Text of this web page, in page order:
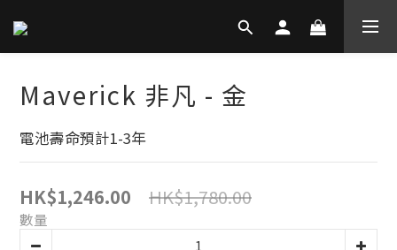
Maverick 非凡 - 金
電池壽命預計1-3年
HK$1,246.00 HK$1,780.00
數量